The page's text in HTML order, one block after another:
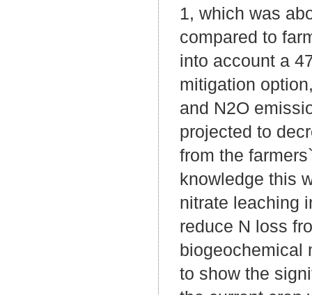
1, which was
compared to
into account a
mitigation
and N2O
projected to
from the
knowledge this
nitrate leaching
reduce N loss
biogeochemical
to show the